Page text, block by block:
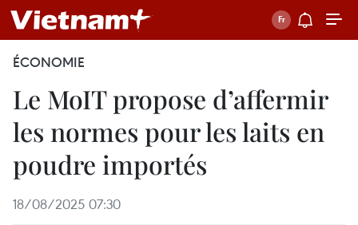
ÉCONOMIE
Le MoIT propose d’affermir
les normes pour les laits en
poudre importés
18/08/2025 07:30